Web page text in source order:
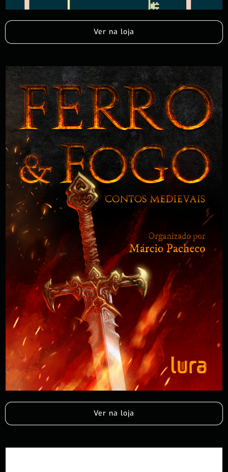
Ver na loja
Ver na loja